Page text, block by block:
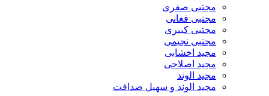
مجتبی صفری
مجتبی فغانی
مجتبی کبیری
مجتبی نجیمی
مجید اخشابی
مجید اصلاحی
مجید الوند‎
مجید الوند و سهیل صداقت